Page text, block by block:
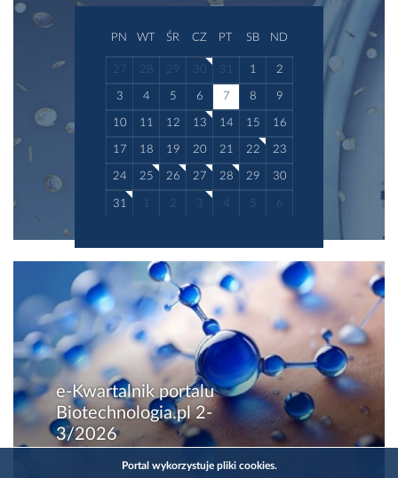
PN WT ŚR CZ PT SB ND
27 28 29 30 31 1 2
3 4 5 6 7 8 9
10 11 12 13 14 15 16
17 18 19 20 21 22 23
24 25 26 27 28 29 30
31 1 2 3 4 5 6
e-Kwartalnik portalu
Biotechnologia.pl 2-
3/2026
Portal wykorzystuje pliki cookies.